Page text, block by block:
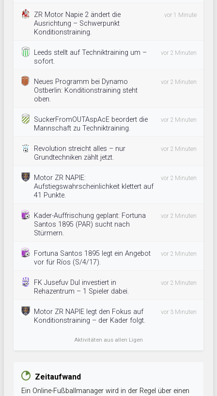
ZR Motor Napie 2 ändert die
Ausrichtung – Schwerpunkt
Konditionstraining.
vor 1 Minute
Leeds stellt auf Techniktraining um –
sofort.
vor 2 Minuten
Neues Programm bei Dynamo
Ostberlin: Konditionstraining steht
oben.
vor 2 Minuten
SuckerFromOUTAspAcE beordert die
Mannschaft zu Techniktraining.
vor 2 Minuten
Revolution streicht alles – nur
Grundtechniken zählt jetzt.
vor 2 Minuten
Motor ZR NAPIE:
Aufstiegswahrscheinlichkeit klettert auf
41 Punkte.
vor 2 Minuten
Kader-Auffrischung geplant: Fortuna
Santos 1895 (PAR) sucht nach
Stürmern.
vor 2 Minuten
Fortuna Santos 1895 legt ein Angebot
vor für Ríos (S/4/17).
vor 2 Minuten
FK Jusefuv Dul investiert in
Rehazentrum – 1 Spieler dabei.
vor 2 Minuten
Motor ZR NAPIE legt den Fokus auf
Konditionstraining – der Kader folgt.
vor 3 Minuten
Aktivitäten aus allen Ligen
Zeitaufwand
Ein Online-Fußballmanager wird in der Regel über einen